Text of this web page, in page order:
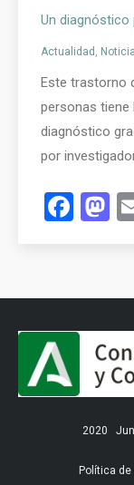
Un diagnóstico
Actualidad ,
Este trastorno
personas tiene
diagnóstico
por
2020
Política de